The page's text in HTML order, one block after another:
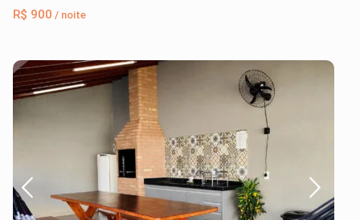
R$ 900 / noite